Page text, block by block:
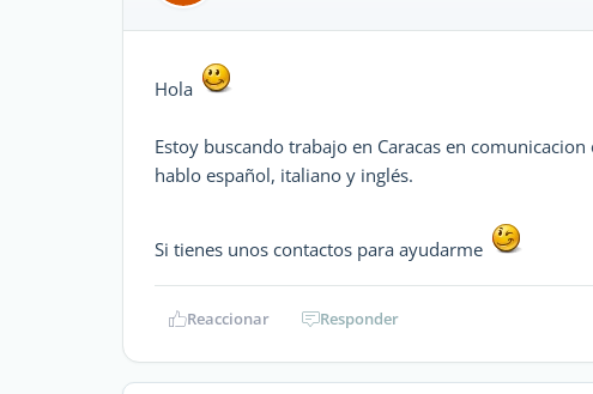
Hola
Estoy buscando trabajo en Caracas en
hablo español, italiano y inglés.
Si tienes unos contactos para ayudarme
Reaccionar Responder